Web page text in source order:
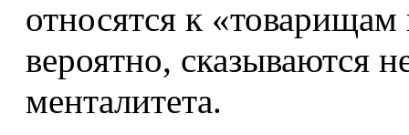
относятся к
вероятно, сказываются
менталитета.